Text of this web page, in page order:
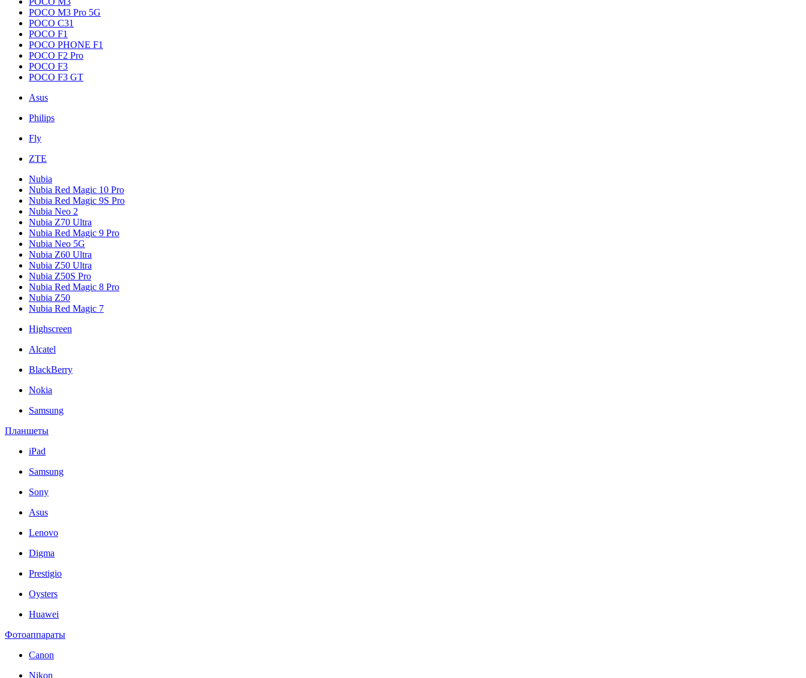
POCO M3 Pro 5G
POCO C31
POCO F1
POCO PHONE F1
POCO F2 Pro
POCO F3
POCO F3 GT
Asus
Philips
Fly
ZTE
Nubia
Nubia Red Magic 10 Pro
Nubia Red Magic 9S Pro
Nubia Neo 2
Nubia Z70 Ultra
Nubia Red Magic 9 Pro
Nubia Neo 5G
Nubia Z60 Ultra
Nubia Z50 Ultra
Nubia Z50S Pro
Nubia Red Magic 8 Pro
Nubia Z50
Nubia Red Magic 7
Highscreen
Alcatel
BlackBerry
Nokia
Samsung
Планшеты
iPad
Samsung
Sony
Asus
Lenovo
Digma
Prestigio
Oysters
Huawei
Фотоаппараты
Canon
Nikon